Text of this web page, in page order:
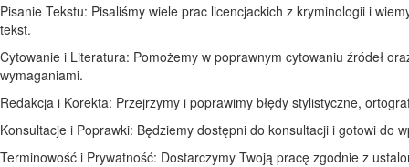
Pisanie Tekstu: Pisaliśmy wiele prac licencjackich z kryminologii i
tekst.
Cytowanie i Literatura: Pomożemy w poprawnym cytowaniu źródeł
wymaganiami.
Redakcja i Korekta: Przejrzymy i poprawimy błędy stylistyczne,
Konsultacje i Poprawki: Będziemy dostępni do konsultacji i gotowi do
Terminowość i Prywatność: Dostarczymy Twoją pracę zgodnie z